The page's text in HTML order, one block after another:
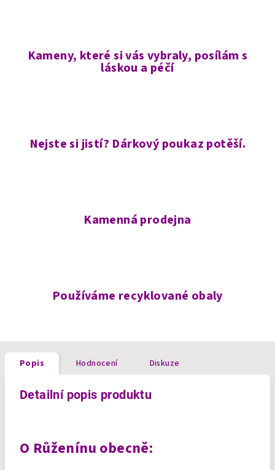
Kameny, které si vás vybraly, posílám s
láskou a péčí
Nejste si jistí? Dárkový poukaz potěší.
Kamenná prodejna
Používáme recyklované obaly
Popis Hodnocení Diskuze
Detailní popis produktu
O Růženínu obecně: